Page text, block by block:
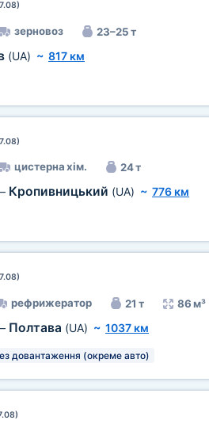
зерновоз 23–25 т
(UA) ~ 817 км
цистерна хім. 24 т
Кропивницький (UA) ~ 776 км
рефрижератор 21 т 86 м³
Полтава (UA) ~ 1037 км
довантаження (окреме авто)